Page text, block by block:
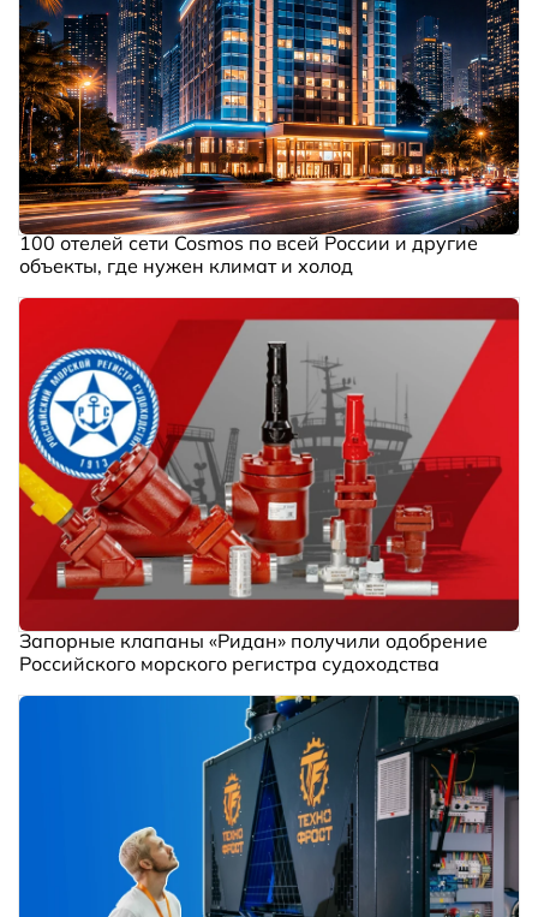
100 отелей сети Cosmos по всей России и другие
объекты, где нужен климат и холод
Запорные клапаны «Ридан» получили одобрение
Российского морского регистра судоходства